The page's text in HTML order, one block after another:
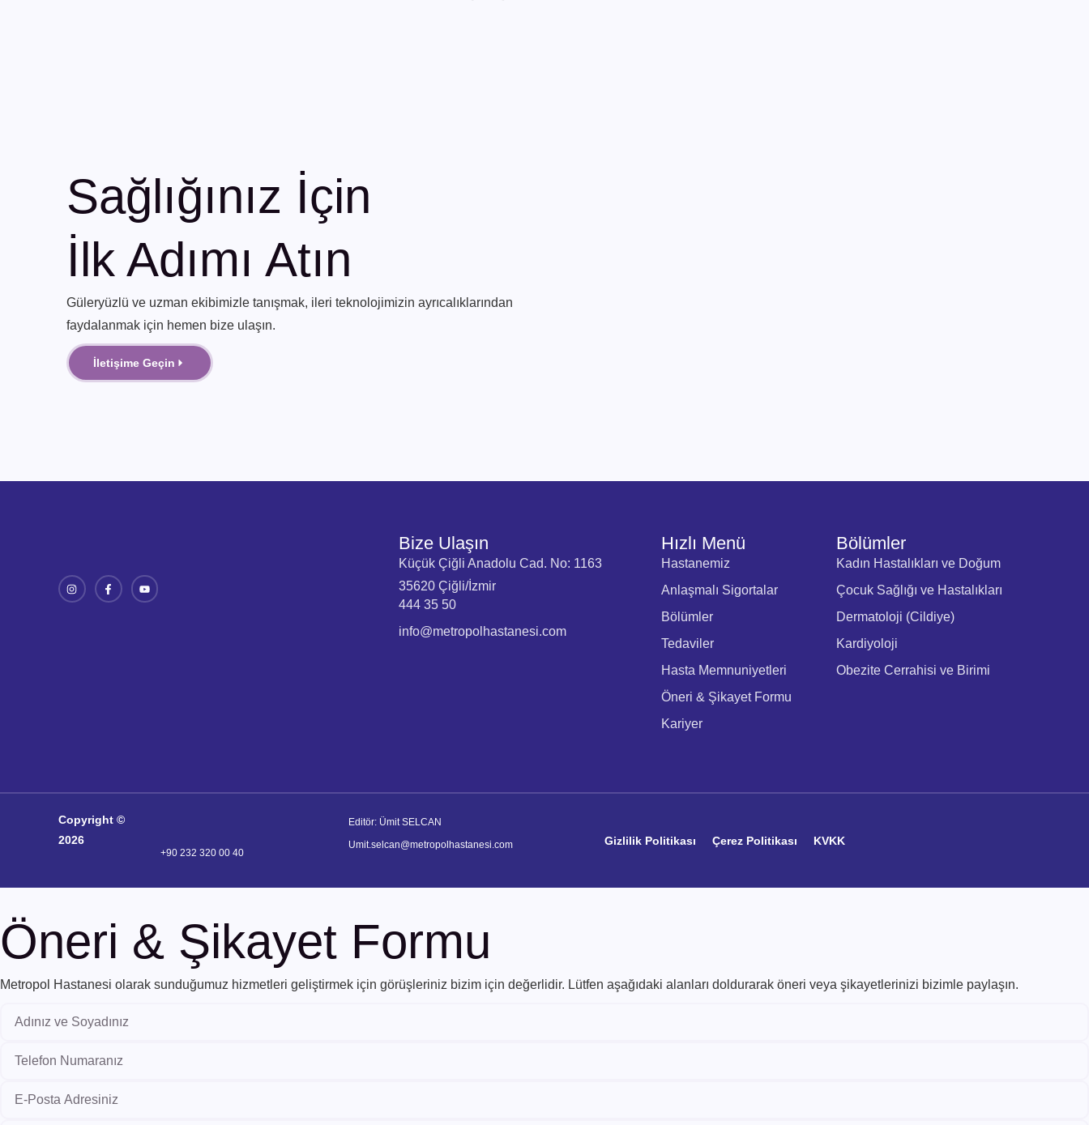
Sağlığınız İçin
İlk Adımı Atın
Güleryüzlü ve uzman ekibimizle tanışmak, ileri teknolojimizin ayrıcalıklarından
faydalanmak için hemen bize ulaşın.
İletişime Geçin
Bize Ulaşın
Küçük Çiğli Anadolu Cad. No: 1163
35620 Çiğli/İzmir
444 35 50
info@metropolhastanesi.com
Hızlı Menü
Hastanemiz
Anlaşmalı Sigortalar
Bölümler
Tedaviler
Hasta Memnuniyetleri
Öneri & Şikayet Formu
Kariyer
Bölümler
Kadın Hastalıkları ve Doğum
Çocuk Sağlığı ve Hastalıkları
Dermatoloji (Cildiye)
Kardiyoloji
Obezite Cerrahisi ve Birimi
Copyright ©
2026
+90 232 320 00 40
Editör: Ümit SELCAN
Umit.selcan@metropolhastanesi.com
Gizlilik Politikası Çerez Politikası KVKK
Öneri & Şikayet Formu
Metropol Hastanesi olarak sunduğumuz hizmetleri geliştirmek için görüşleriniz bizim için değerlidir. Lütfen aşağıdaki alanları doldurarak öneri veya şikayetlerinizi bizimle paylaşın.